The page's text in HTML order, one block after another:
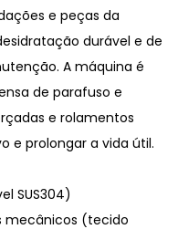
e peças da
durável e de
A máquina é
de parafuso e
e rolamentos
e prolongar a vida útil.
SUS304)
mecânicos (tecido